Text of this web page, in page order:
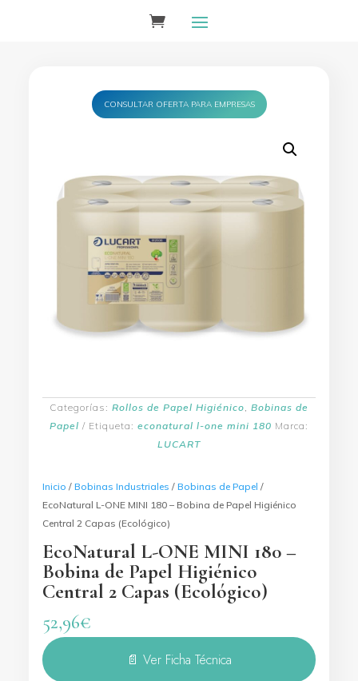
CONSULTAR OFERTA PARA EMPRESAS
Categorías: Rollos de Papel Higiénico, Bobinas de
Papel
Etiqueta: econatural l-one mini 180 Marca:
LUCART
Inicio / Bobinas Industriales / Bobinas de Papel /
EcoNatural L-ONE MINI 180 – Bobina de Papel Higiénico
Central 2 Capas (Ecológico)
EcoNatural L-ONE MINI 180 –
Bobina de Papel Higiénico
Central 2 Capas (Ecológico)
52,96€
📄 Ver Ficha Técnica